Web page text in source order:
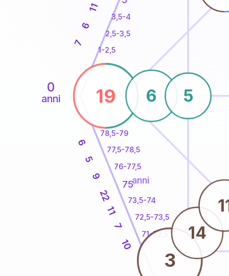
0
anni
1-2,5
2,5-3,5
3,5-4
71-72,5
72,5-73,5
73,5-74
76-77,5
77,5-78,5
78,5-79
7
6
11
10
7
11
22
9
5
6
19
3
6 5
14
75anni